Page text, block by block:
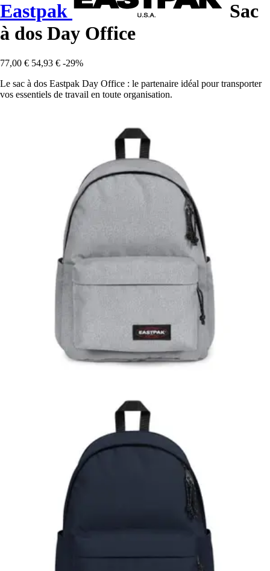
Eastpak
Sac
à dos Day Office
77,00 € 54,93 € -29%
Le sac à dos Eastpak Day Office : le partenaire idéal pour transporter
vos essentiels de travail en toute organisation.